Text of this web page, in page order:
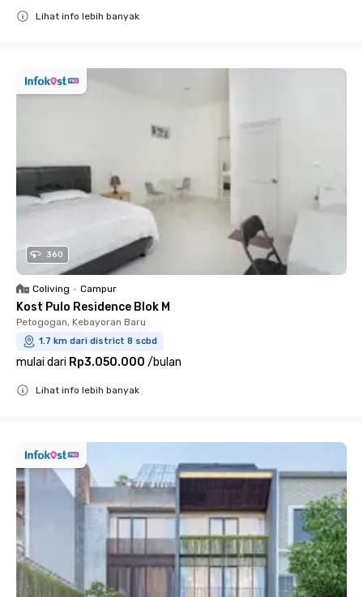
Lihat info lebih banyak
360
Coliving • Campur
Kost Pulo Residence Blok M
Petogogan, Kebayoran Baru
1.7 km dari district 8 scbd
mulai dari Rp3.050.000 /bulan
Lihat info lebih banyak